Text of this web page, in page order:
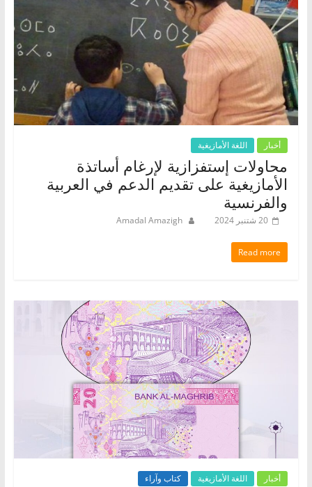
أخبار اللغة الأمازيغية
محاولات إستفزازية لإرغام أساتذة
الأمازيغية على تقديم الدعم في العربية
والفرنسية
20 شتنبر 2024 Amadal Amazigh
Read more
أخبار اللغة الأمازيغية كتاب وآراء